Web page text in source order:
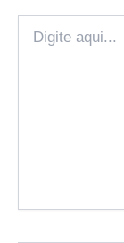
aqui...